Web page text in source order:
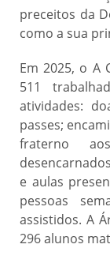
preceitos da
como a sua
Em 2025, o A
511
atividades:
passes;
fraterno
e aulas
pessoas
assistidos. A
296 alunos